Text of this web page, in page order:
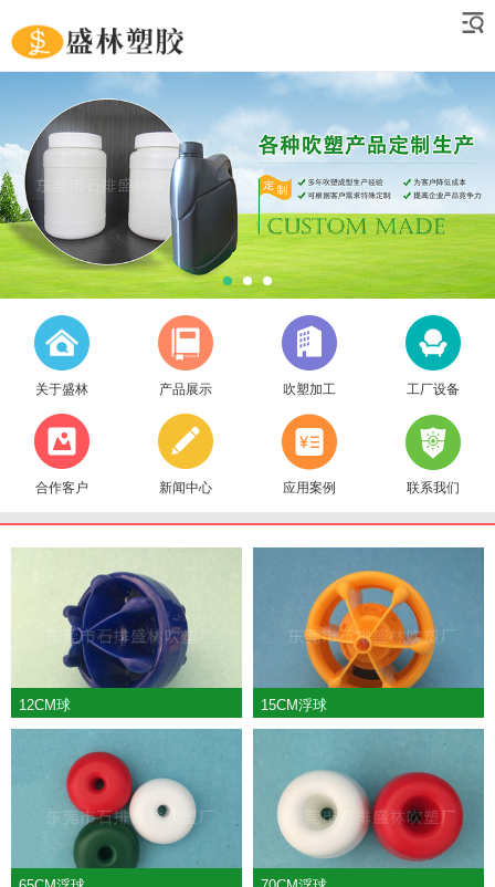
关于盛林 产品展示 吹塑加工 工厂设备
合作客户 新闻中心 应用案例 联系我们
12CM球 15CM浮球